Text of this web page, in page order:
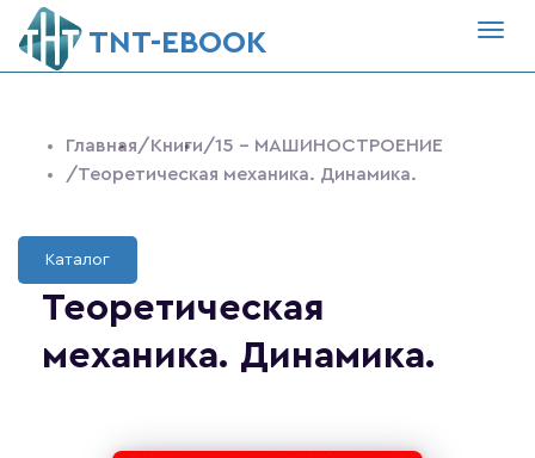
ТNT-EBOOK
Главная/Книги/15 - МАШИНОСТРОЕНИЕ
/Теоретическая механика. Динамика.
Каталог
Теоретическая
механика. Динамика.